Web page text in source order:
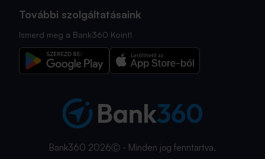
További szolgáltatásaink
Ismerd meg a Bank360 Koint!
Bank360 2026Ⓒ - Minden jog fenntartva.